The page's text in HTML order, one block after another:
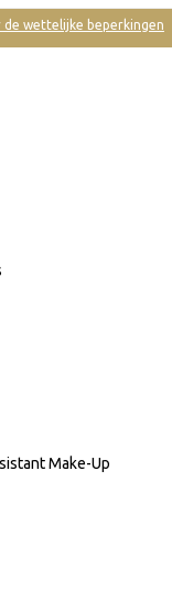
de wettelijke beperkingen
Make-Up